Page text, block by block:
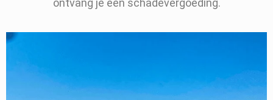
ontvang je een schadevergoeding.